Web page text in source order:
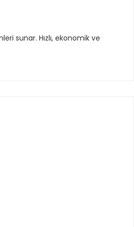
sunar. Hızlı, ekonomik ve